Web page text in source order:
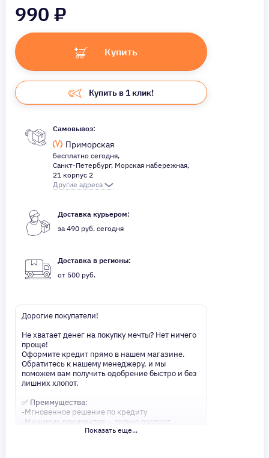
990 ₽
Купить
Купить в 1 клик!
Самовывоз:
Приморская
бесплатно сегодня,
Санкт-Петербург, Морская набережная,
21 корпус 2
Другие адреса
Доставка курьером:
за 490 руб. сегодня
Доставка в регионы:
от 500 руб.
Дорогие покупатели!
Не хватает денег на покупку мечты? Нет ничего
проще!
Оформите кредит прямо в нашем магазине.
Обратитесь к нашему менеджеру, и мы
поможем вам получить одобрение быстро и без
лишних хлопот.
✅ Преимущества:
-Мгновенное решение по кредиту
-Минимум документов — только паспорт
-Удобные сроки и низкие процентные ставки
Показать еще...